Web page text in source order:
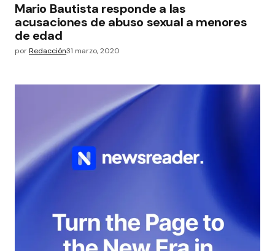
Mario Bautista responde a las
acusaciones de abuso sexual a menores
de edad
porRedacción31 marzo, 2020